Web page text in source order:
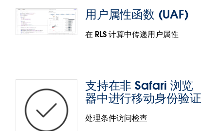
from their data source into the fields the
Accelerator expects. This will be made possible
via the Data Mapping UI - a hybrid dialogue box
that opens by default with any Data Mapping
借助 Tableau for Slack 应用，更加有效地开展基于见
解的协作。得益于最新的增强功能，您可以更加轻松
有预览，因此您的团队可以快速识别相关信息并根
据这些信息采取行动。
在私信和频道中轻松搜索和共享 Tableau 内容。
改轴标题。
用户属性函数 (UAF)
在 RLS 计算中传递用户属性
支持在非 Safari 浏览
器中进行移动身份验证
处理条件访问检查